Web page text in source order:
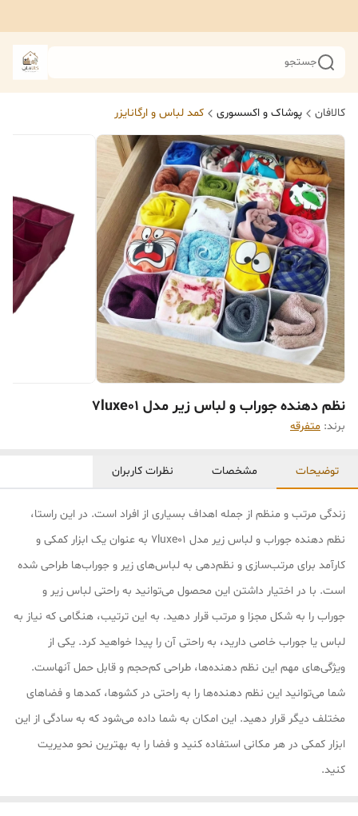
جستجو
کالافان پوشاک و اکسسوری کمد لباس و ارگانایزر
نظم دهنده جوراب و لباس زیر مدل 7luxe01
برند: متفرقه
توضیحات مشخصات نظرات کاربران
زندگی مرتب و منظم از جمله اهداف بسیاری از افراد است. در این راستا،
نظم دهنده جوراب و لباس زیر مدل 7luxe01 به عنوان یک ابزار کمکی و
کارآمد برای مرتب‌سازی و نظم‌دهی به لباس‌های زیر و جوراب‌ها طراحی شده
است. با در اختیار داشتن این محصول می‌توانید به راحتی لباس زیر و
جوراب را به شکل مجزا و مرتب قرار دهید. به این ترتیب، هنگامی که نیاز به
لباس یا جوراب خاصی دارید، به راحتی آن را پیدا خواهید کرد. یکی از
ویژگی‌های مهم این نظم دهنده‌ها، طراحی کم‌حجم و قابل حمل آنهاست.
شما می‌توانید این نظم دهنده‌ها را به راحتی در کشوها، کمدها و فضاهای
مختلف دیگر قرار دهید. این امکان به شما داده می‌شود که به سادگی از این
ابزار کمکی در هر مکانی استفاده کنید و فضا را به بهترین نحو مدیریت
کنید.